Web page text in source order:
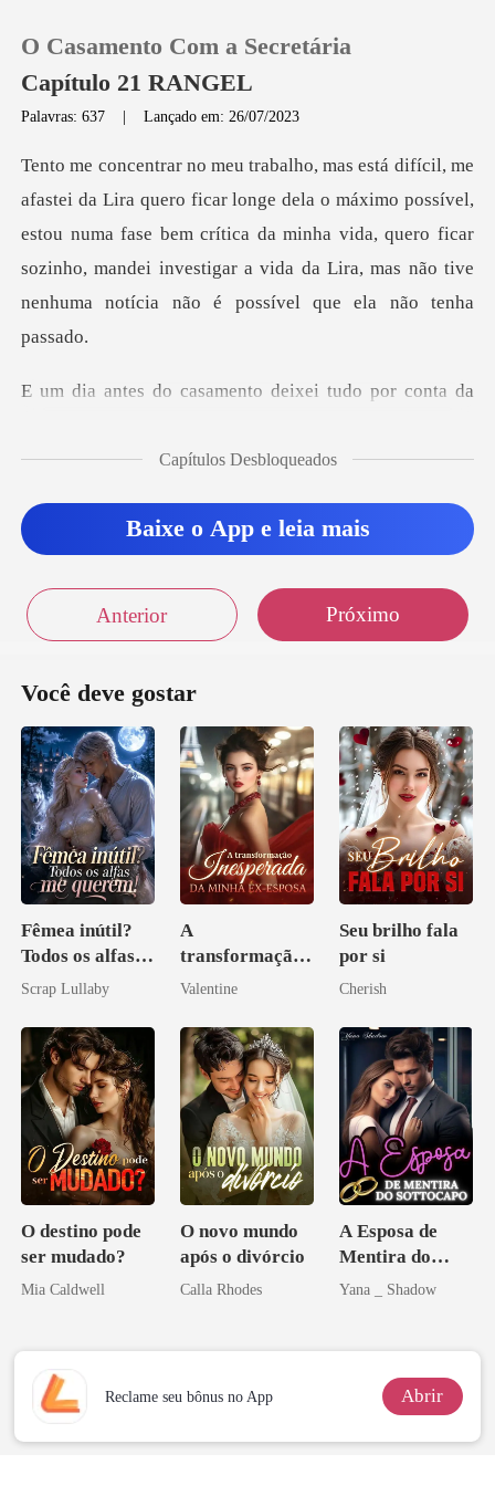
0
O Casamento Com a Secretária
Capítulo 21 RANGEL
Palavras: 637 |Lançado em: 26/07/2023
la o máximo possível,
estou numa fase bem crítica da minha vida, quero ficar
sozinho, mandei i
amento deixei tudo po
Capítulos Desbloqueados
Baixe o App e leia mais
Anterior Próximo
Você deve gostar
Fêmea inútil?
Todos os alfas
me querem!
Scrap Lullaby
A
transformação
inesperada da
esposa
Valentine
Seu brilho fala
por si
Cherish
O destino pode
ser mudado?
Mia Caldwell
O novo mundo
após o divórcio
Calla Rhodes
A Esposa de
Mentira do
Sottocapo
Yana _ Shadow
Reclame seu bônus no App Abrir